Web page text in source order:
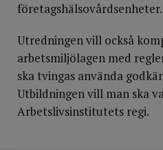
företagshälsovårdsenheter.
Utredningen vill också
arbetsmiljölagen med
ska tvingas använda
Utbildningen vill man ska
Arbetslivsinstitutets regi.